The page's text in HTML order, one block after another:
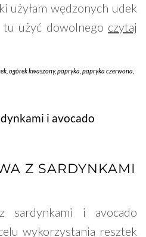
użyłam wędzonych udek
tu użyć dowolnego czytaj
ogórek kwaszony,papryka papryka czerwona
Z SARDYNKAMI
sardynkami i avocado
wykorzystania resztek